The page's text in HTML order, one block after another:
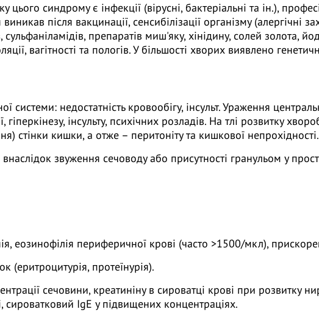
синдрому є інфекції (вірусні, бактеріальні та ін.),
після вакцинації, сенсибілізації організму (алергічні
сульфаніламідів, препаратів миш'яку, хінідину, солей золота,
вагітності та пологів. У більшості хворих виявлено
недостатність кровообігу, інсульт. Ураження
гіперкінезу, інсульту, психічних розладів. На тлі розвитку
стінки кишки, а отже – перитоніту та кишкової непрохідності.
звуження сечоводу або присутності гранульом у
еозинофілія периферичної крові (часто >1500/мкл),
(еритроцитурія, протеїнурія).
сечовини, креатиніну в сироватці крові при розвитку
сироватковий IgЕ у підвищених концентраціях.